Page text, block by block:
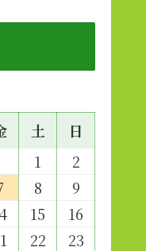
土
日
1
2
8
9
15
16
22
23